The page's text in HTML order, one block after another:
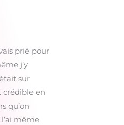
prié pour
j’y
sur
crédible en
qu’on
même